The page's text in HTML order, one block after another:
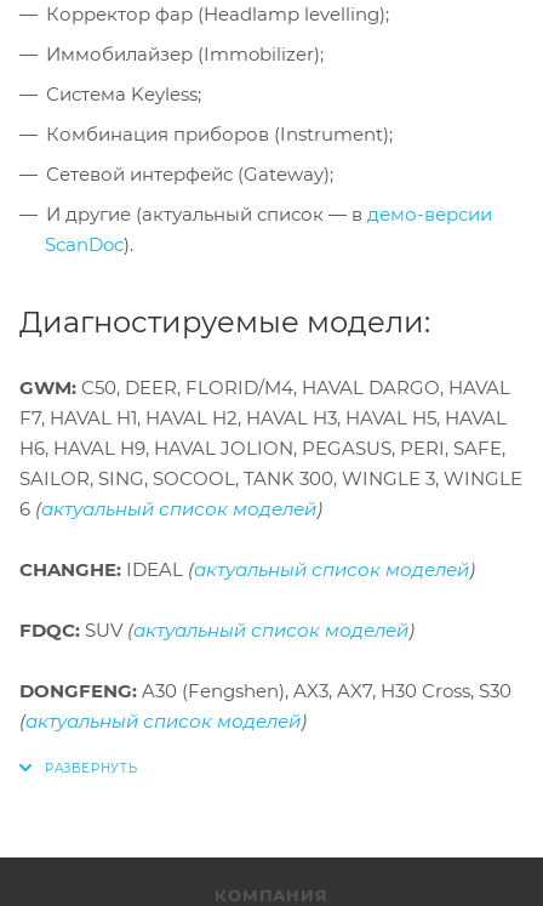
Корректор фар (Headlamp levelling);
Иммобилайзер (Immobilizer);
Система Keyless;
Комбинация приборов (Instrument);
Сетевой интерфейс (Gateway);
И другие (актуальный список — в демо-версии
ScanDoc).
Диагностируемые модели:
GWM: C50, DEER, FLORID/M4, HAVAL DARGO, HAVAL
F7, HAVAL H1, HAVAL H2, HAVAL H3, HAVAL H5, HAVAL
H6, HAVAL H9, HAVAL JOLION, PEGASUS, PERI, SAFE,
SAILOR, SING, SOCOOL, TANK 300, WINGLE 3, WINGLE
6 (актуальный список моделей)
CHANGHE: IDEAL (актуальный список моделей)
FDQC: SUV (актуальный список моделей)
DONGFENG: A30 (Fengshen), AX3, AX7, H30 Cross, S30
(актуальный список моделей)
КОМПАНИЯ